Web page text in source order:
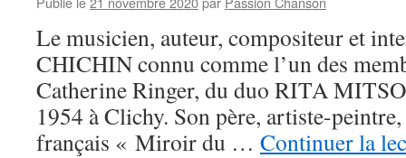
Le musicien, auteur, compositeur et
CHICHIN connu comme l’un des
Catherine Ringer, du duo RITA
1954 à Clichy. Son père, artiste-
français « Miroir du … Continuer la